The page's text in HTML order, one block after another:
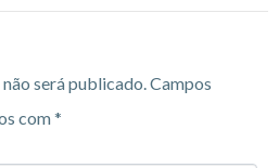
será publicado.Campos
com*